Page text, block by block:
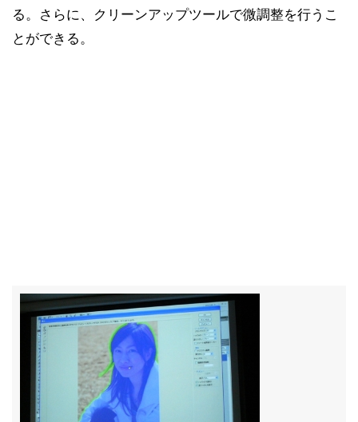
る。さらに、クリーンアップツールで微調整を行うこ
とができる。